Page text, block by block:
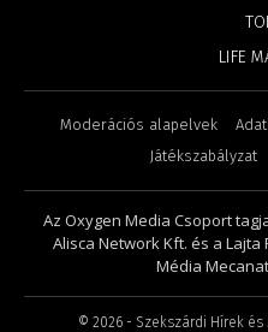
LIFE
Moderációs alapelvek
Játékszabályzat
Az Oxygen Media Csoport
Alisca Network Kft. és a Lajta
Média
© 2026- Szekszárdi Hírek és